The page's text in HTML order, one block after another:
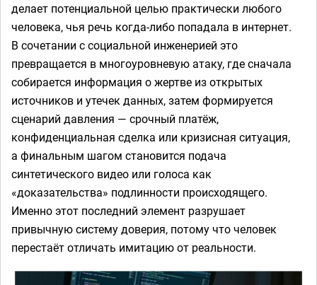
делает потенциальной целью практически любого
человека, чья речь когда-либо попадала в интернет.
В сочетании с социальной инженерией это
превращается в многоуровневую атаку, где сначала
собирается информация о жертве из открытых
источников и утечек данных, затем формируется
сценарий давления — срочный платёж,
конфиденциальная сделка или кризисная ситуация,
а финальным шагом становится подача
синтетического видео или голоса как
«доказательства» подлинности происходящего.
Именно этот последний элемент разрушает
привычную систему доверия, потому что человек
перестаёт отличать имитацию от реальности.